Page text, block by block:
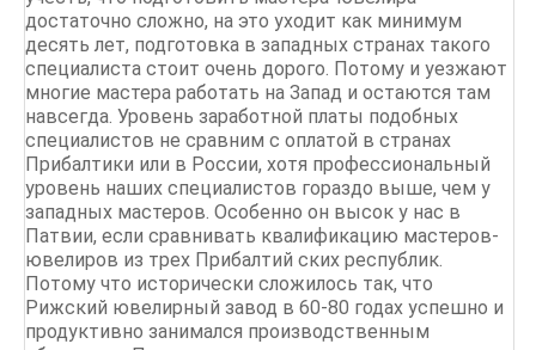
достаточно сложно, на это уходит как минимум
десять лет, подготовка в западных странах такого
специалиста стоит очень дорого. Потому и уезжают
многие мастера работать на Запад и остаются там
навсегда. Уровень заработной платы подобных
специалистов не сравним с оплатой в странах
Прибалтики или в России, хотя профессиональный
уровень наших специалистов гораздо выше, чем у
западных мастеров. Особенно он высок у нас в
Патвии, если сравнивать квалификацию мастеров-
ювелиров из трех Прибалтий ских республик.
Потому что исторически сложилось так, что
Рижский ювелирный завод в 60-80 годах успешно и
продуктивно занимался производственным